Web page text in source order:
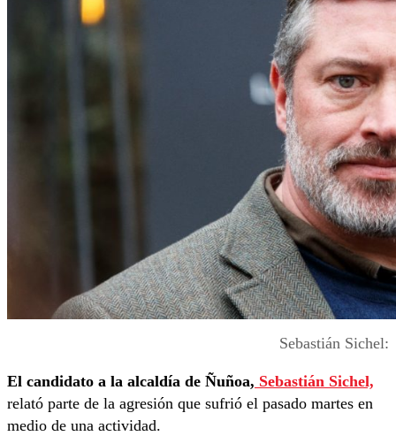
Sebastián Sichel:
El candidato a la alcaldía de Ñuñoa, Sebastián Sichel,
relató parte de la agresión que sufrió el pasado martes en
medio de una actividad.